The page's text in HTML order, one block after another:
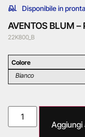
Disponibile in
AVENTOS BLUM –
22K800_B
Colore
Bianco
Aggiungi